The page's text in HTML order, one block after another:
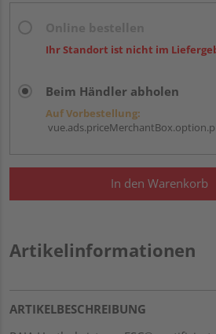
Ihr Standort ist nicht im
Beim Händler abholen
Auf Vorbestellung:
In den Warenkorb
Artikelinformationen
ARTIKELBESCHREIBUNG